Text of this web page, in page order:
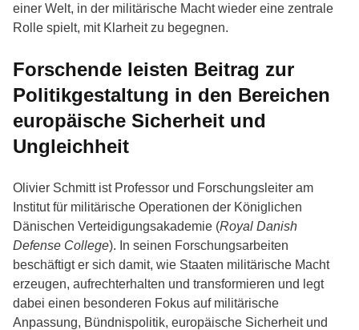
einer Welt, in der militärische Macht wieder eine zentrale
Rolle spielt, mit Klarheit zu begegnen.
Forschende leisten Beitrag zur
Politikgestaltung in den Bereichen
europäische Sicherheit und
Ungleichheit
Olivier Schmitt ist Professor und Forschungsleiter am
Institut für militärische Operationen der Königlichen
Dänischen Verteidigungsakademie (Royal Danish
Defense College). In seinen Forschungsarbeiten
beschäftigt er sich damit, wie Staaten militärische Macht
erzeugen, aufrechterhalten und transformieren und legt
dabei einen besonderen Fokus auf militärische
Anpassung, Bündnispolitik, europäische Sicherheit und